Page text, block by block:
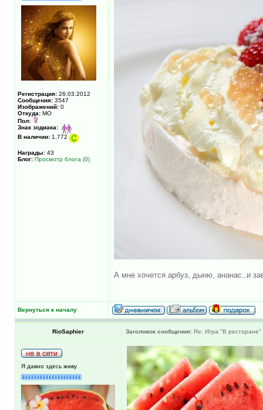
Регистрация: 26.03.2012
Сообщения: 3547
Изображений: 0
Откуда: МО
Пол:
Знак зодиака:
В наличии: 1,772
Награды: 43
Блог: Просмотр блога (0)
А мне хочется арбуз, дыню, ананас..и
Вернуться к началу
RioSaphier Заголовок сообщения: Re: Игра "В ресторане"
Я давно здесь живу